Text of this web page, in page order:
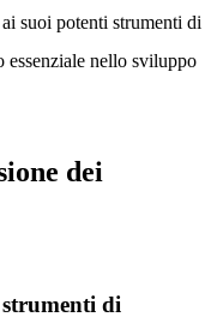
suoi potenti strumenti di
essenziale nello sviluppo
dei
di